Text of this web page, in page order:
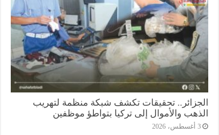
تحقيقات تكشف شبكة منظمة لتهريب
والأموال إلى تركيا بتواطؤ موظفين